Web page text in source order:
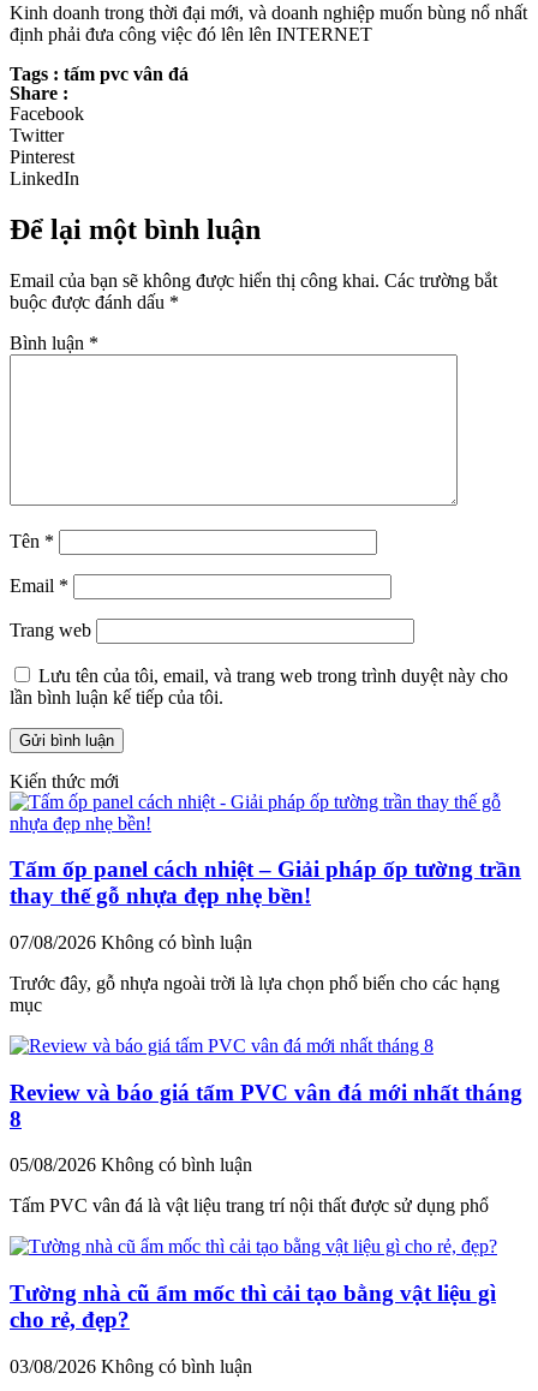
Kinh doanh trong thời đại mới, và doanh nghiệp muốn bùng nổ nhất
định phải đưa công việc đó lên lên INTERNET
Tags : tấm pvc vân đá
Share :
Facebook
Twitter
Pinterest
LinkedIn
Để lại một bình luận
Email của bạn sẽ không được hiển thị công khai. Các trường bắt
buộc được đánh dấu *
Bình luận *
Tên *
Email *
Trang web
Lưu tên của tôi, email, và trang web trong trình duyệt này cho
lần bình luận kế tiếp của tôi.
Kiến thức mới
Tấm ốp panel cách nhiệt – Giải pháp ốp tường trần
thay thế gỗ nhựa đẹp nhẹ bền!
07/08/2026 Không có bình luận
Trước đây, gỗ nhựa ngoài trời là lựa chọn phổ biến cho các hạng
mục
Review và báo giá tấm PVC vân đá mới nhất tháng
8
05/08/2026 Không có bình luận
Tấm PVC vân đá là vật liệu trang trí nội thất được sử dụng phổ
Tường nhà cũ ẩm mốc thì cải tạo bằng vật liệu gì
cho rẻ, đẹp?
03/08/2026 Không có bình luận